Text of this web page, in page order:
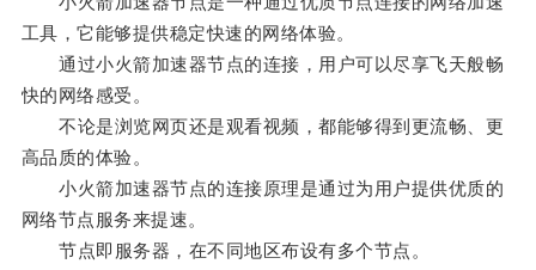
工具，它能够提供稳定快速的网络体验。
通过小火箭加速器节点的连接，用户可以尽享飞天般畅
快的网络感受。
不论是浏览网页还是观看视频，都能够得到更流畅、更
高品质的体验。
小火箭加速器节点的连接原理是通过为用户提供优质的
网络节点服务来提速。
节点即服务器，在不同地区布设有多个节点。